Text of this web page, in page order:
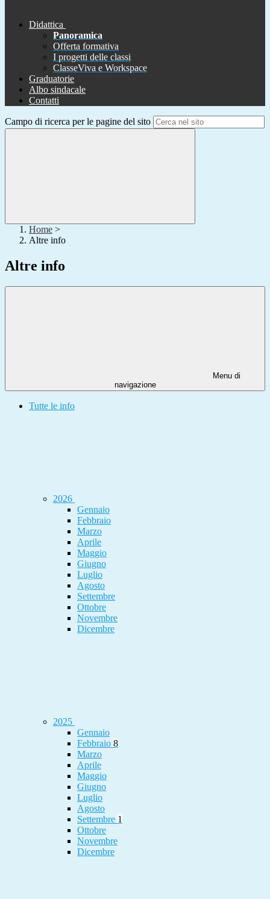
Didattica
Panoramica
Offerta formativa
I progetti delle classi
ClasseViva e Workspace
Graduatorie
Albo sindacale
Contatti
Campo di ricerca per le pagine del sito
Home >
Altre info
Altre info
Menu di
navigazione
Tutte le info
2026
Gennaio
Febbraio
Marzo
Aprile
Maggio
Giugno
Luglio
Agosto
Settembre
Ottobre
Novembre
Dicembre
2025
Gennaio
Febbraio 8
Marzo
Aprile
Maggio
Giugno
Luglio
Agosto
Settembre 1
Ottobre
Novembre
Dicembre